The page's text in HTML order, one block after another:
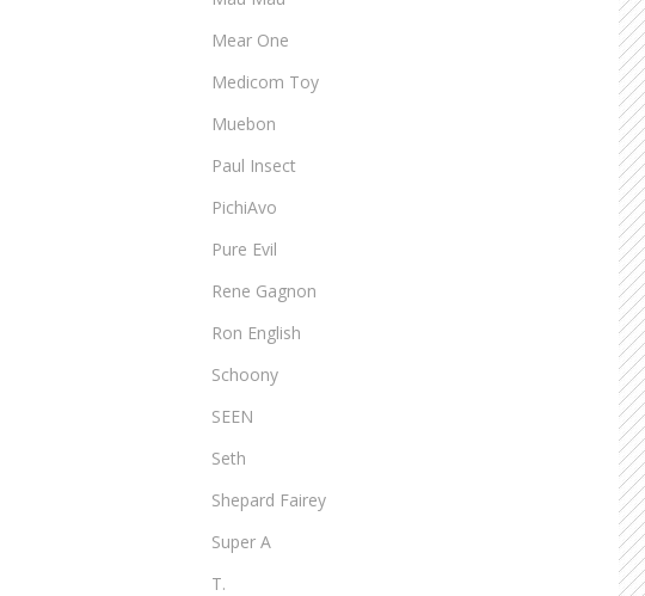
Mear One
Medicom Toy
Muebon
Paul Insect
PichiAvo
Pure Evil
Rene Gagnon
Ron English
Schoony
SEEN
Seth
Shepard Fairey
Super A
T.